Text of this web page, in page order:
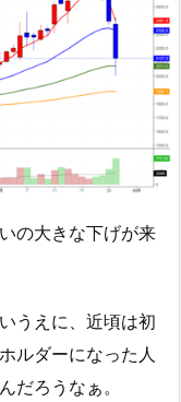
の大きな下げが来
うえに、近頃は初
ルダーになった人
だろうなぁ。